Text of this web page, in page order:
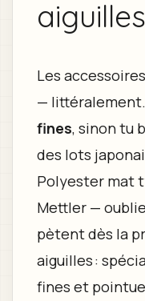
Les
—
fines, sinon tu
des lots
Polyester mat
Mettler —
pètent dès la
aiguilles :
fines et